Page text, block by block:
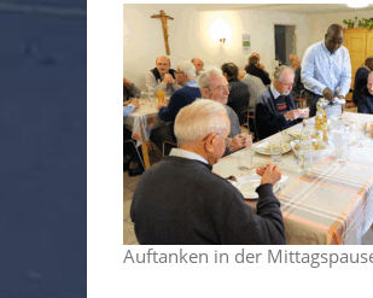
Auftanken in der